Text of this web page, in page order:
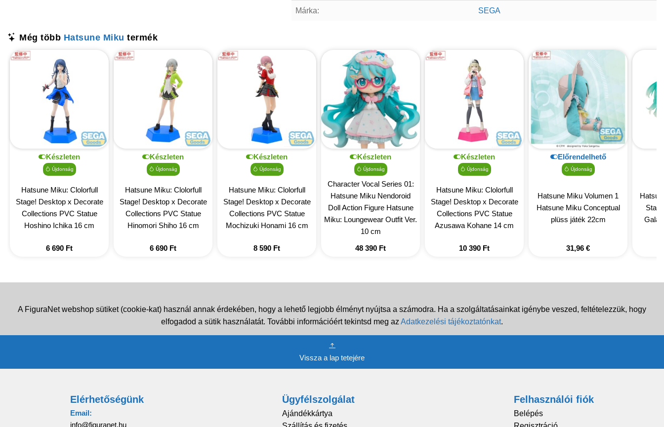
Márka: SEGA
Még több Hatsune Miku termék
Készleten
Újdonság
Hatsune Miku: Clolorfull
Stage! Desktop x Decorate
Collections PVC Statue
Hoshino Ichika 16 cm
6 690 Ft
Készleten
Újdonság
Hatsune Miku: Clolorfull
Stage! Desktop x Decorate
Collections PVC Statue
Hinomori Shiho 16 cm
6 690 Ft
Készleten
Újdonság
Hatsune Miku: Clolorfull
Stage! Desktop x Decorate
Collections PVC Statue
Mochizuki Honami 16 cm
8 590 Ft
Készleten
Újdonság
Character Vocal Series 01:
Hatsune Miku Nendoroid
Doll Action Figure Hatsune
Miku: Loungewear Outfit Ver.
10 cm
48 390 Ft
Készleten
Újdonság
Hatsune Miku: Clolorfull
Stage! Desktop x Decorate
Collections PVC Statue
Azusawa Kohane 14 cm
10 390 Ft
Előrendelhető
Újdonság
Hatsune Miku Volumen 1
Hatsune Miku Conceptual
plüss játék 22cm
31,96 €
A FiguraNet webshop sütiket (cookie-kat) használ annak érdekében, hogy a lehető legjobb élményt nyújtsa a számodra. Ha a szolgáltatásainkat igénybe veszed, feltételezzük, hogy
elfogadod a sütik használatát. További információért tekintsd meg az Adatkezelési tájékoztatónkat.
Vissza a lap tetejére
Elérhetőségünk
Email:
info@figuranet.hu
Ügyfélszolgálat
Ajándékkártya
Felhasználói fiók
Belépés